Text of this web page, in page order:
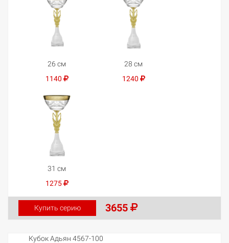
26 см
1140
28 см
1240
31 см
1275
Купить серию 3655
Кубок Адьян 4567-100